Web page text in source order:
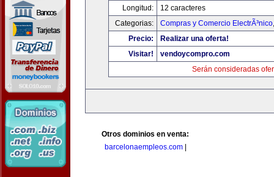
Longitud:
12 caracteres
Categorias:
Compras y Comercio ElectrÃ³nico
Precio:
Realizar una oferta!
Visitar!
vendoycompro.com
Serán consideradas
Otros dominios en venta:
barcelonaempleos.com|